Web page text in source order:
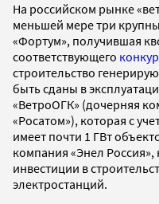
На российском рынке
меньшей мере три
«Фортум», получившая
соответствующего
строительство
быть сданы в
«ВетроОГК» (дочерняя
«Росатом»), которая с
имеет почти 1 ГВт
компания «Энел
инвестиции в
электростанций.